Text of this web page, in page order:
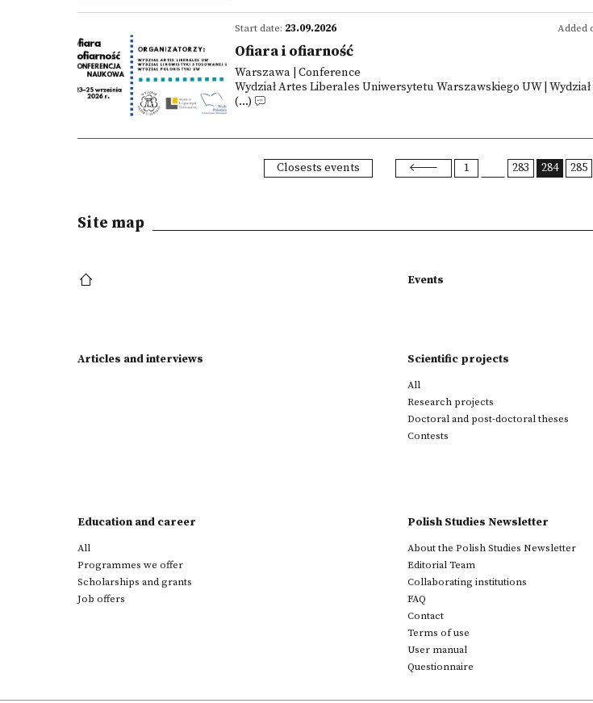
Added
Start date: 23.09.2026
Ofiara i ofiarność
Warszawa | Conference
Wydział Artes Liberales Uniwersytetu Warszawskiego UW | Wydział
(...)
Closests events 1 283 284 285
Site map
Events
Articles and interviews Scientific projects
All
Research projects
Doctoral and post-doctoral theses
Contests
Education and career
All
Programmes we offer
Scholarships and grants
Job offers
Polish Studies Newsletter
About the Polish Studies Newsletter
Editorial Team
Collaborating institutions
FAQ
Contact
Terms of use
User manual
Questionnaire